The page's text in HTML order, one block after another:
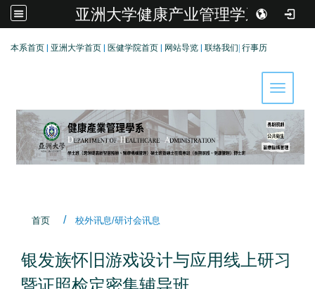
亚洲大学健康产业管理学系
本系首页 亚洲大学首页 医健学院首页 网站导览 联络我们 行事历
Toggle
首页 校外讯息/研讨会讯息
银发族怀旧游戏设计与应用线上研习